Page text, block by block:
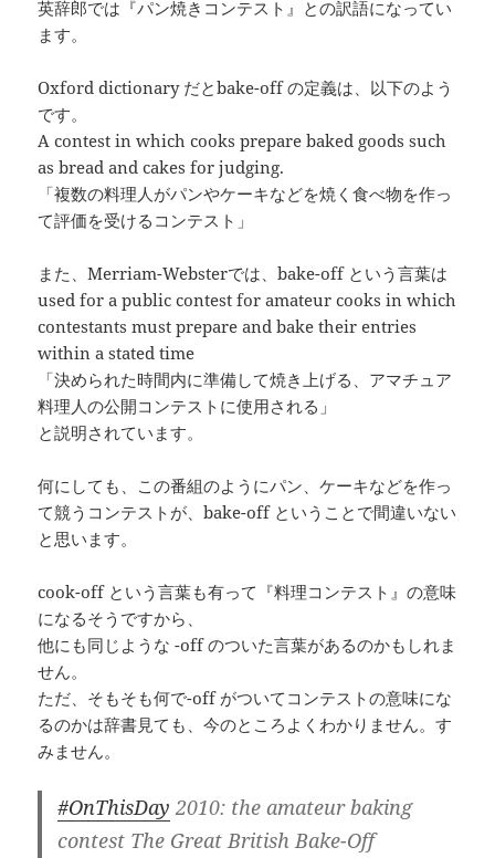
英辞郎では『パン焼きコンテスト』との訳語になってい
ます。
Oxford dictionary だとbake-off の定義は、以下のよう
です。
A contest in which cooks prepare baked goods such
as bread and cakes for judging.
「複数の料理人がパンやケーキなどを焼く食べ物を作っ
て評価を受けるコンテスト」
また、Merriam-Websterでは、bake-off という言葉は
used for a public contest for amateur cooks in which
contestants must prepare and bake their entries
within a stated time
「決められた時間内に準備して焼き上げる、アマチュア
料理人の公開コンテストに使用される」
と説明されています。
何にしても、この番組のようにパン、ケーキなどを作っ
て競うコンテストが、bake-off ということで間違いない
と思います。
cook-off という言葉も有って『料理コンテスト』の意味
になるそうですから、
他にも同じような -off のついた言葉があるのかもしれま
せん。
ただ、そもそも何で-off がついてコンテストの意味にな
るのかは辞書見ても、今のところよくわかりません。す
みません。
#OnThisDay 2010: the amateur baking
contest The Great British Bake-Off